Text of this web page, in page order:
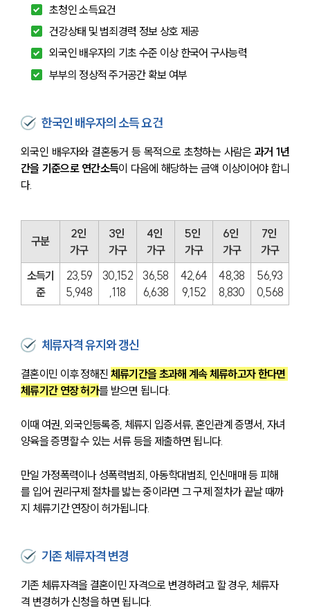
초청인 소득요건
건강상태 및 범죄경력 정보 상호 제공
외국인 배우자의 기초 수준 이상 한국어 구사능력
부부의 정상적 주거공간 확보 여부
한국인 배우자의 소득 요건
외국인 배우자와 결혼동거 등 목적으로 초청하는 사람은 과거 1년
간을 기준으로 연간소득이 다음에 해당하는 금액 이상이어야 합니
다.
구분
2인
가구
3인
가구
4인
가구
5인
가구
6인
가구
7인
가구
소득기
준
23,59
5,948
30,152
,118
36,58
6,638
42,64
9,152
48,38
8,830
56,93
0,568
체류자격 유지와 갱신
결혼이민 이후 정해진 체류기간을 초과해 계속 체류하고자 한다면
체류기간 연장 허가를 받으면 됩니다.
이때 여권, 외국인등록증, 체류지 입증서류, 혼인관계 증명서, 자녀
양육을 증명할 수 있는 서류 등을 제출하면 됩니다.
만일 가정폭력이나 성폭력범죄, 아동학대범죄, 인신매매 등 피해
를 입어 권리구제 절차를 밟는 중이라면 그 구제 절차가 끝날 때까
지 체류기간 연장이 허가됩니다.
기존 체류자격 변경
기존 체류자격을 결혼이민 자격으로 변경하려고 할 경우, 체류자
격 변경허가 신청을 하면 됩니다.